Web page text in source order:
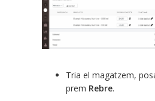
Tria el magatzem,
prem Rebre.